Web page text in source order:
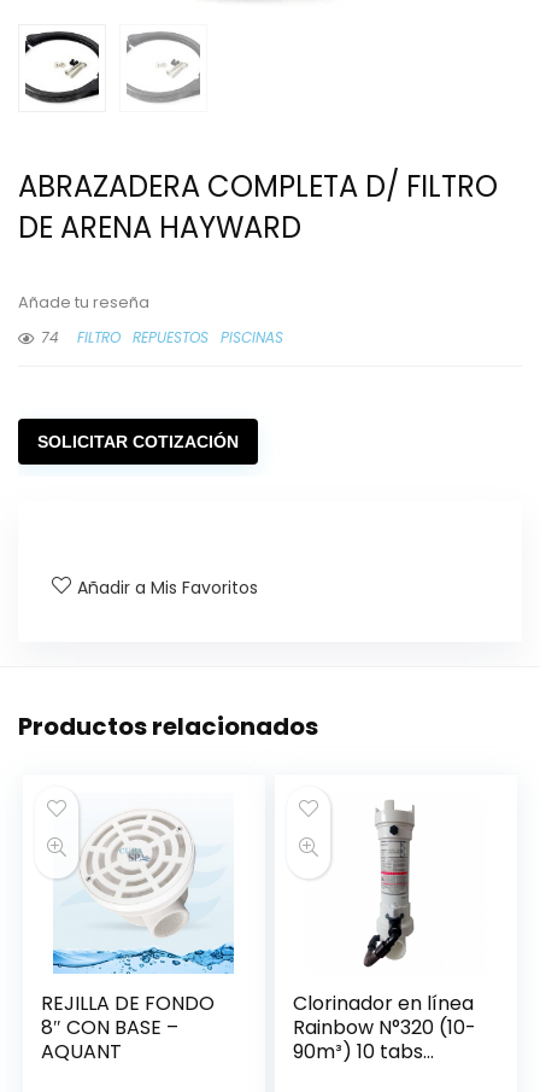
ABRAZADERA COMPLETA D/ FILTRO
DE ARENA HAYWARD
Añade tu reseña
74
FILTRO REPUESTOS PISCINAS
SOLICITAR COTIZACIÓN
Añadir a Mis Favoritos
Productos relacionados
REJILLA DE FONDO
8″ CON BASE –
AQUANT
Clorinador en línea
Rainbow N°320 (10-
90m³) 10 tabs